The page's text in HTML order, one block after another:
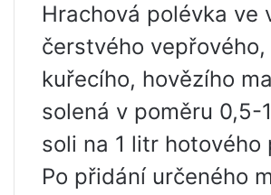
Hrachová polévka ve
čerstvého vepřového,
kuřecího, hovězího
solená v poměru 0,5-
soli na 1 litr hotového
Po přidání určeného